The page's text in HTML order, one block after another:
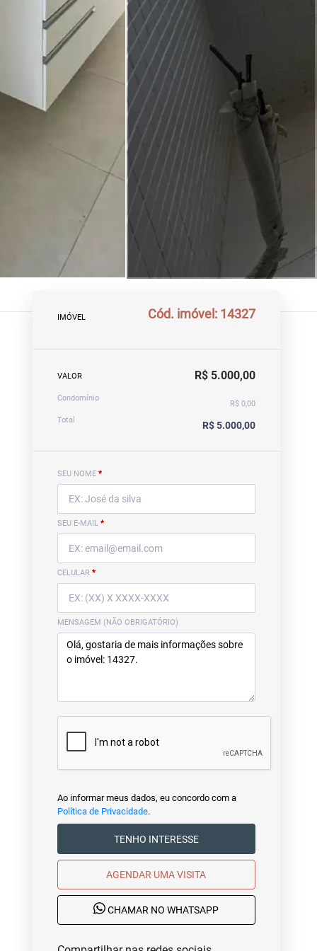
IMÓVEL Cód. imóvel: 14327
VALOR R$ 5.000,00
Condomínio
R$ 0,00
Total
R$ 5.000,00
SEU NOME *
SEU E-MAIL *
CELULAR *
MENSAGEM (NÃO OBRIGATÓRIO)
Ao informar meus dados, eu concordo com a
Política de Privacidade.
TENHO INTERESSE
AGENDAR UMA VISITA
CHAMAR NO WHATSAPP